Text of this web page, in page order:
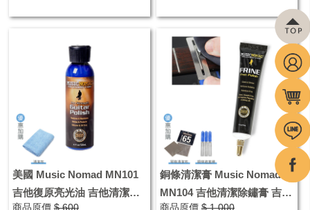
美國 Music Nomad MN101
吉他復原亮光油 吉他清潔亮
商品原價 $ 600
銅條清潔膏 Music Nomad
MN104 吉他清潔除鏽膏 吉他
商品原價 $ 1,000